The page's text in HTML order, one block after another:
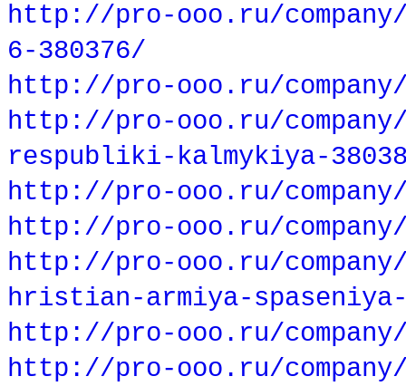
http://pro-ooo.ru/company/
6-380376/
http://pro-ooo.ru/company/
http://pro-ooo.ru/
respubliki-kalmykiya-
http://pro-ooo.ru/company/
http://pro-ooo.ru/
http://pro-ooo.ru/
hristian-armiya-
http://pro-ooo.ru/company/
http://pro-ooo.ru/